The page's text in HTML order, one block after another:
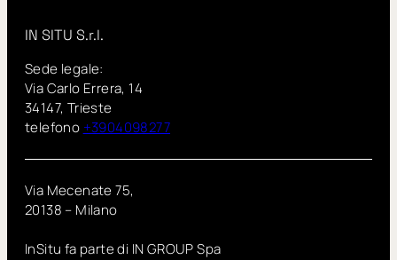
IN SITU S.r.l.
Sede legale:
Via Carlo Errera, 14
34147, Trieste
telefono +3904098277
Via Mecenate 75,
20138 – Milano
InSitu fa parte di IN GROUP Spa